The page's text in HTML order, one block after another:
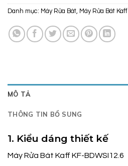
Danh mục: Máy Rửa Bát, Máy Rửa Bát Kaff
MÔ TẢ
THÔNG TIN BỔ SUNG
1. Kiểu dáng thiết kế
Máy Rửa Bát Kaff KF-BDWSI12.6